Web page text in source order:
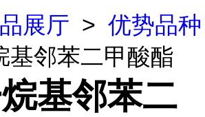
展厅 > 优势品种
基邻苯二甲酸酯
基邻苯二